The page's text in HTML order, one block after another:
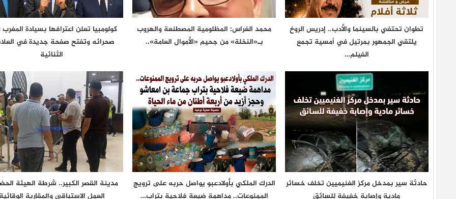
تطوان تحتفي بالسينما والأدب.. إدريس الروخ
يلتقي الجمهور بمرتيل في أمسية تجمع
الفيلم…
محمد الغراس: المظلومية المصطنعة والهروب
بـ«النخلة» من جحيم «الأموال العامة»..
كولومبيا تعلن اعترافها بسيادة
صحرائه وتفتح صفحة جديدة في
الثنائية
حادثة سير بمدخل مركز الغنيميين تخلف خسائر
مادية وإصابة خفيفة للسائق
الدرك الملكي بأولادعبو يواصل حربه على ترويج
الممنوعات.. مداهمة ضيعة فلاحية بتراب…
مدينة القصر الكبير.. شرطة الهيئة
العمل الاستباقي والمقاربة الوقائية